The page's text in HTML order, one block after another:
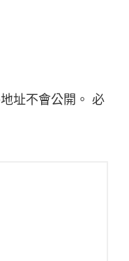
址不會公開。 必